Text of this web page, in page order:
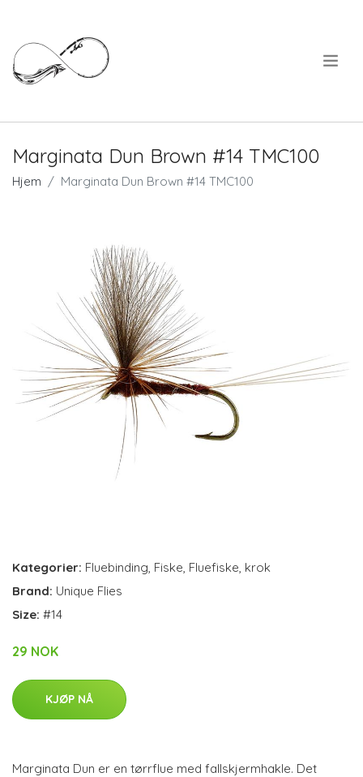
Marginata Dun Brown #14 TMC100
Hjem Marginata Dun Brown #14 TMC100
Kategorier: Fluebinding, Fiske, Fluefiske, krok
Brand: Unique Flies
Size: #14
29 NOK
KJØP NÅ
Marginata Dun er en tørrflue med fallskjermhakle. Det